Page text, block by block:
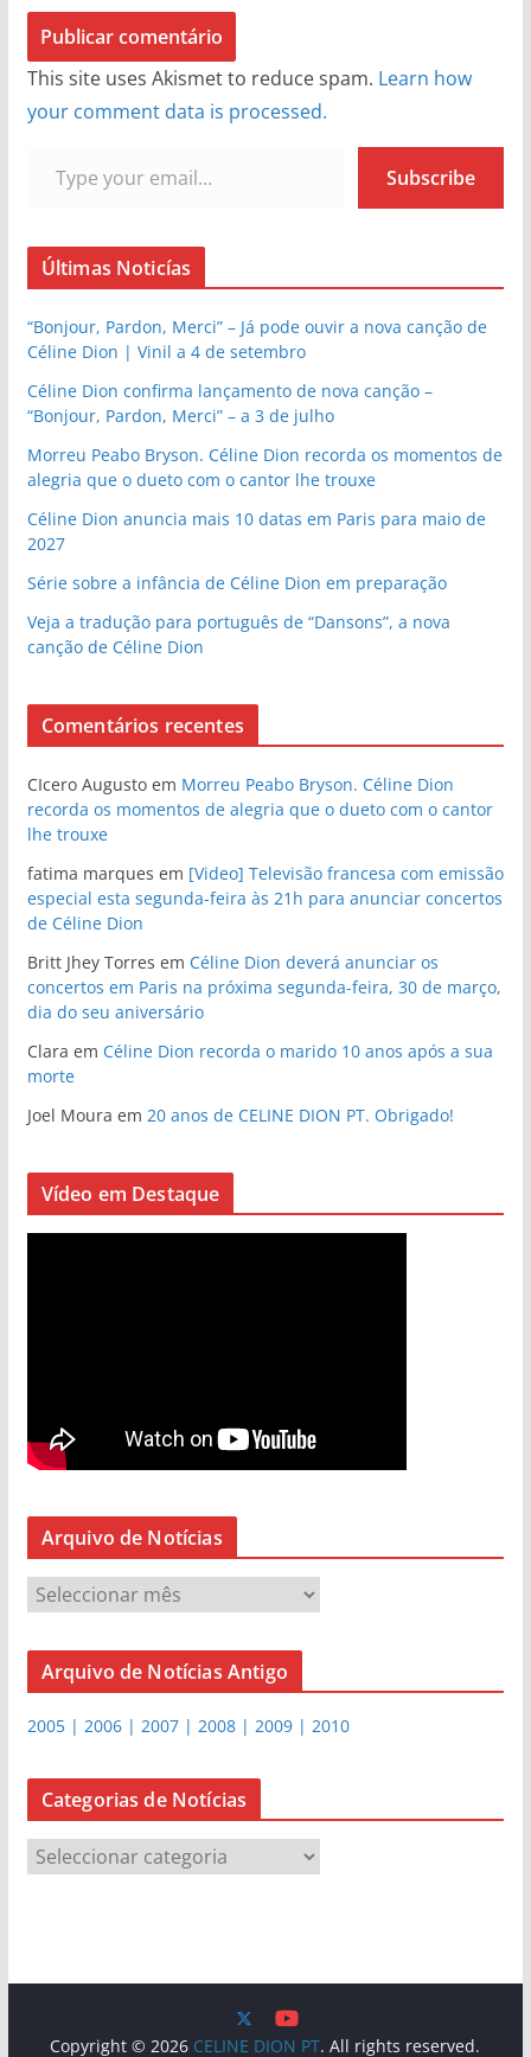
This site uses Akismet to reduce spam. Learn how
your comment data is processed.
Subscribe
Últimas Noticías
“Bonjour, Pardon, Merci” – Já pode ouvir a nova canção de
Céline Dion | Vinil a 4 de setembro
Céline Dion confirma lançamento de nova canção –
“Bonjour, Pardon, Merci” – a 3 de julho
Morreu Peabo Bryson. Céline Dion recorda os momentos de
alegria que o dueto com o cantor lhe trouxe
Céline Dion anuncia mais 10 datas em Paris para maio de
2027
Série sobre a infância de Céline Dion em preparação
Veja a tradução para português de “Dansons”, a nova
canção de Céline Dion
Comentários recentes
CIcero Augustoem Morreu Peabo Bryson. Céline Dion
recorda os momentos de alegria que o dueto com o cantor
lhe trouxe
fatima marques em [Video] Televisão francesa com emissão
especial esta segunda-feira às 21h para anunciar concertos
de Céline Dion
Britt Jhey Torres em Céline Dion deverá anunciar os
concertos em Paris na próxima segunda-feira, 30 de março,
dia do seu aniversário
Clara em Céline Dion recorda o marido 10 anos após a sua
morte
Joel Moura em 20 anos de CELINE DION PT. Obrigado!
Vídeo em Destaque
Arquivo de Notícias
r
q
v
e
N
Arquivo de Notícias Antigo
2005 | 2006 | 2007 | 2008 | 2009 | 2010
Categorias de Notícias
a
Copyright © 2026 CELINE DION PT. All rights reserved.